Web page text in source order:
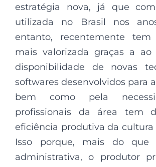
estratégia nova, já que
utilizada no Brasil nos
entanto, recentemente tem
mais valorizada graças a
disponibilidade de novas
softwares desenvolvidos para
bem como pela
profissionais da área tem
eficiência produtiva da cultura
Isso porque, mais do que
administrativa, o produtor